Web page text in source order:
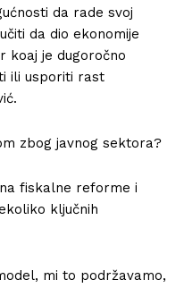
da rade svoj
da dio ekonomije
koaj je dugoročno
ili usporiti rast
zbog javnog sektora?
fiskalne reforme i
ključnih
mi to podržavamo,